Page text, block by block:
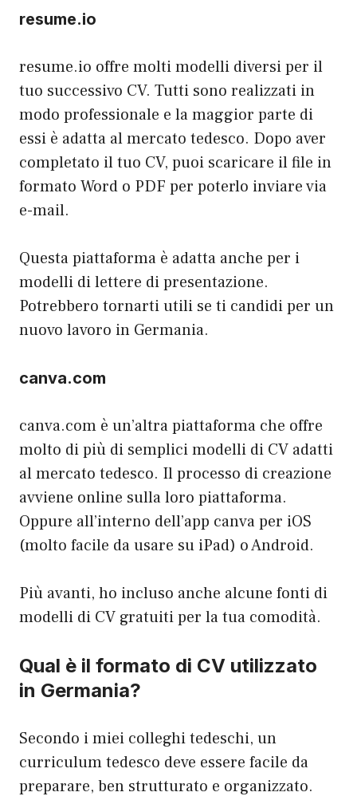
resume.io
resume.io offre molti modelli diversi per il
tuo successivo CV. Tutti sono realizzati in
modo professionale e la maggior parte di
essi è adatta al mercato tedesco. Dopo aver
completato il tuo CV, puoi scaricare il file in
formato Word o PDF per poterlo inviare via
e-mail.
Questa piattaforma è adatta anche per i
modelli di lettere di presentazione.
Potrebbero tornarti utili se ti candidi per un
nuovo lavoro in Germania.
canva.com
canva.com è un’altra piattaforma che offre
molto di più di semplici modelli di CV adatti
al mercato tedesco. Il processo di creazione
avviene online sulla loro piattaforma.
Oppure all’interno dell’app canva per iOS
(molto facile da usare su iPad) o Android.
Più avanti, ho incluso anche alcune fonti di
modelli di CV gratuiti per la tua comodità.
Qual è il formato di CV utilizzato
in Germania?
Secondo i miei colleghi tedeschi, un
curriculum tedesco deve essere facile da
preparare, ben strutturato e organizzato.